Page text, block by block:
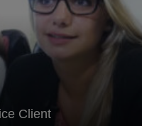
Client